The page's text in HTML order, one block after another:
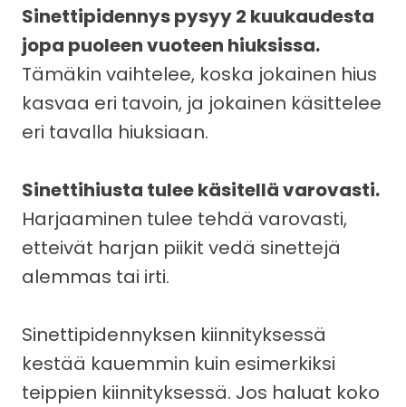
Sinettipidennys pysyy 2 kuukaudesta
jopa puoleen vuoteen hiuksissa.
Tämäkin vaihtelee, koska jokainen hius
kasvaa eri tavoin, ja jokainen käsittelee
eri tavalla hiuksiaan.
Sinettihiusta tulee käsitellä varovasti.
Harjaaminen tulee tehdä varovasti,
etteivät harjan piikit vedä sinettejä
alemmas tai irti.
Sinettipidennyksen kiinnityksessä
kestää kauemmin kuin esimerkiksi
teippien kiinnityksessä. Jos haluat koko